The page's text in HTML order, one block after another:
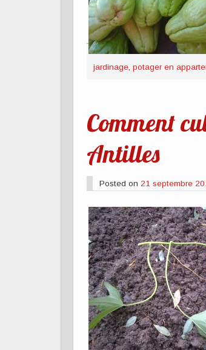
jardinage, potager en
Comment
Antilles
Posted on 21 septembre